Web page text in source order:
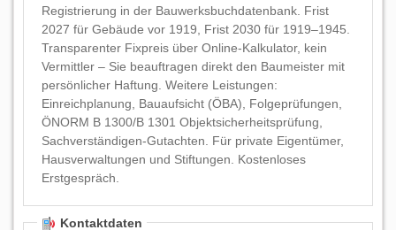
Registrierung in der Bauwerksbuchdatenbank. Frist
2027 für Gebäude vor 1919, Frist 2030 für 1919–1945.
Transparenter Fixpreis über Online-Kalkulator, kein
Vermittler – Sie beauftragen direkt den Baumeister mit
persönlicher Haftung. Weitere Leistungen:
Einreichplanung, Bauaufsicht (ÖBA), Folgeprüfungen,
ÖNORM B 1300/B 1301 Objektsicherheitsprüfung,
Sachverständigen-Gutachten. Für private Eigentümer,
Hausverwaltungen und Stiftungen. Kostenloses
Erstgespräch.
Kontaktdaten